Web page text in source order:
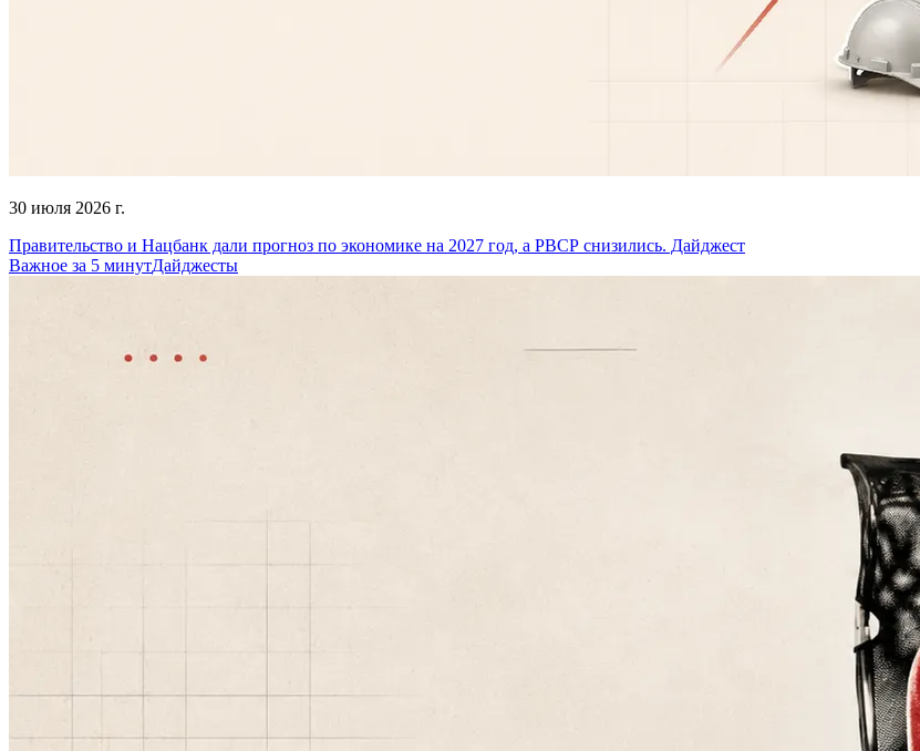
30 июля 2026 г.
Правительство и Нацбанк дали прогноз по экономике на 2027 год, а РВСР снизились. Дайджест
Важное за 5 минутДайджесты